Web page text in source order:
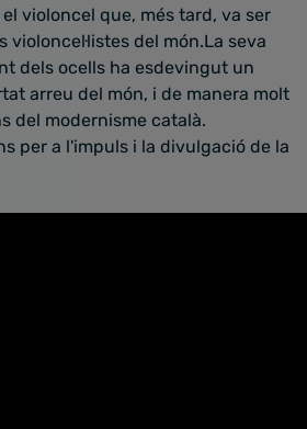
violoncel que, més tard, va ser
del món.La seva
dels ocells ha esdevingut un
arreu del món, i de manera molt
del modernisme català.
per a l'impuls i la divulgació de la